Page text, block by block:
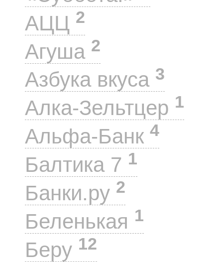
АЦЦ 2
Агуша 2
Азбука вкуса 3
Алка-Зельтцер 1
Альфа-Банк 4
Балтика 7 1
Банки.ру 2
Беленькая 1
Беру 12